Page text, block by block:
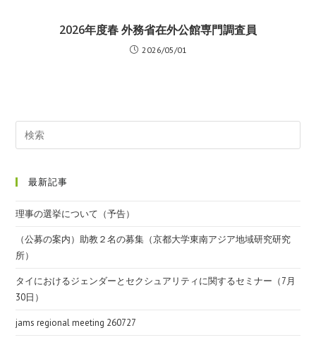
2026年度春 外務省在外公館専門調査員
2026/05/01
最新記事
理事の選挙について（予告）
（公募の案内）助教２名の募集（京都大学東南アジア地域研究研究
所）
タイにおけるジェンダーとセクシュアリティに関するセミナー（7月
30日）
jams regional meeting 260727